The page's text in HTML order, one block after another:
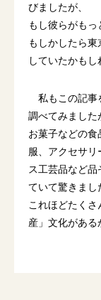
びましたが、
もし彼らがもっ
もしかしたら
していたかもし
私もこの記事
調べてみました
お菓子などの
服、アクセサリ
ス工芸品など品
ていて驚きまし
これほどたく
産」文化がある